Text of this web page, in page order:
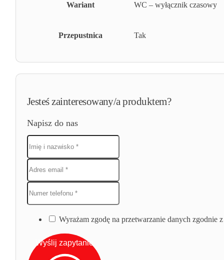
Wariant WC – wyłącznik czasowy
Przepustnica Tak
Jesteś zainteresowany/a produktem?
Napisz do nas
Wyrażam zgodę na przetwarzanie danych zgodnie
Wyślij zapytanie